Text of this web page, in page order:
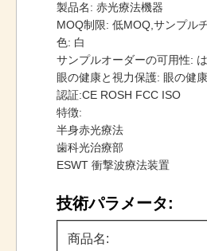
製品名: 赤光療法機器
MOQ制限: 低MOQ,サンプル
色: 白
サンプルオーダーの可用性:
眼の健康と視力保護: 眼の健
認証:CE ROSH FCC ISO
特徴:
半身赤光療法
歯科光治療部
ESWT 衝撃波療法装置
技術パラメータ:
商品名: